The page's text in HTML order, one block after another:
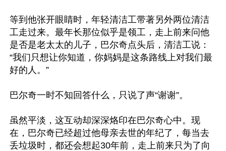
等到他张开眼睛时，年轻清洁工带著另外两位清洁
工走过来。最年长那位似乎是领工，走上前来问他
是否是老太太的儿子，巴尔奇点头后，清洁工说：
“我们只想让你知道，你妈妈是这条路线上对我们最
好的人。”
巴尔奇一时不知回答什么，只说了声“谢谢”。
虽然平淡，这互动却深深烙印在巴尔奇心中。现
在，巴尔奇已经超过他母亲去世的年纪了，每当去
丢垃圾时，都还会想起30年前，走上前来只为了向